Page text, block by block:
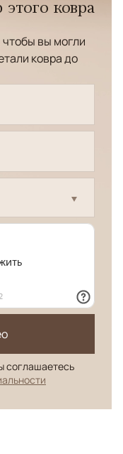
ковра
вы могли
ковра до
соглашаетесь